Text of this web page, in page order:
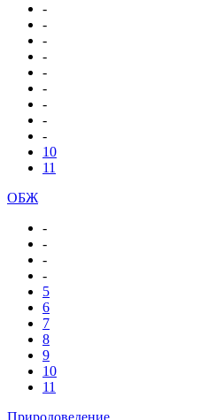
-
-
-
-
-
-
-
-
-
10
11
ОБЖ
-
-
-
-
5
6
7
8
9
10
11
Природоведение